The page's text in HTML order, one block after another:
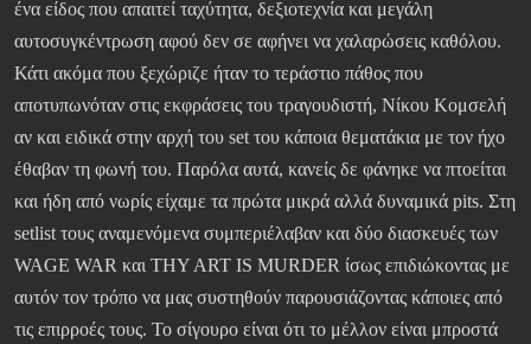
ένα είδος που απαιτεί ταχύτητα, δεξιοτεχνία και μεγάλη
αυτοσυγκέντρωση αφού δεν σε αφήνει να χαλαρώσεις καθόλου.
Κάτι ακόμα που ξεχώριζε ήταν το τεράστιο πάθος που
αποτυπωνόταν στις εκφράσεις του τραγουδιστή, Νίκου Κομσελή
αν και ειδικά στην αρχή του set του κάποια θεματάκια με τον ήχο
έθαβαν τη φωνή του. Παρόλα αυτά, κανείς δε φάνηκε να πτοείται
και ήδη από νωρίς είχαμε τα πρώτα μικρά αλλά δυναμικά pits. Στη
setlist τους αναμενόμενα συμπεριέλαβαν και δύο διασκευές των
WAGE WAR και THY ART IS MURDER ίσως επιδιώκοντας με
αυτόν τον τρόπο να μας συστηθούν παρουσιάζοντας κάποιες από
τις επιρροές τους. Το σίγουρο είναι ότι το μέλλον είναι μπροστά